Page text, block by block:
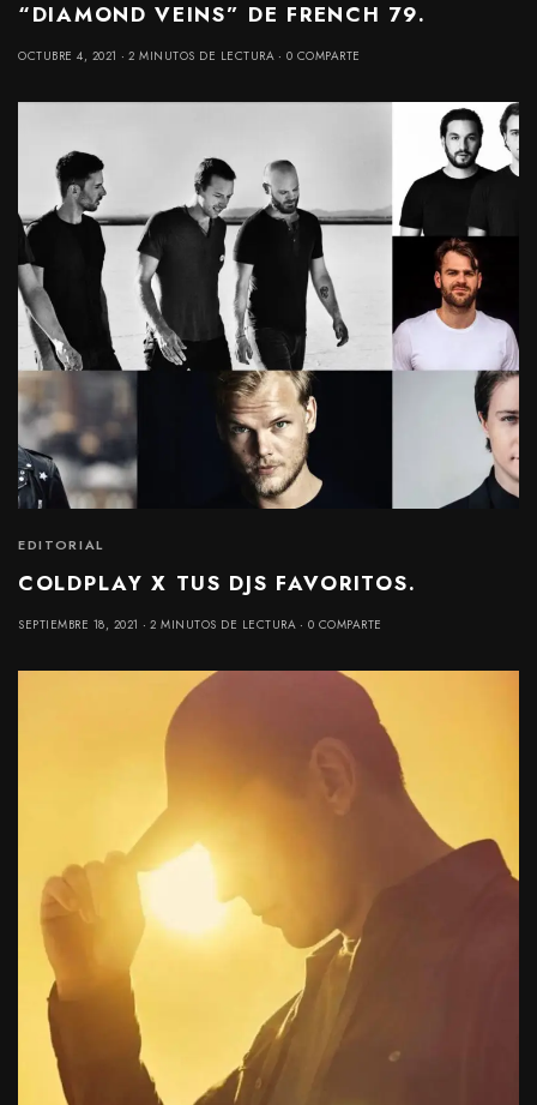
“DIAMOND VEINS” DE FRENCH 79.
OCTUBRE 4, 2021 2 MINUTOS DE LECTURA 0 COMPARTE
EDITORIAL
COLDPLAY X TUS DJS FAVORITOS.
SEPTIEMBRE 18, 2021 2 MINUTOS DE LECTURA 0 COMPARTE